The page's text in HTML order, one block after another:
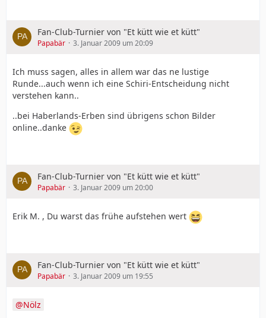
Fan-Club-Turnier von "Et kütt wie et kütt"
Papabär 3. Januar 2009 um 20:09
Ich muss sagen, alles in allem war das ne lustige
Runde...auch wenn ich eine Schiri-Entscheidung nicht
verstehen kann..
..bei Haberlands-Erben sind übrigens schon Bilder
online..danke
Fan-Club-Turnier von "Et kütt wie et kütt"
Papabär 3. Januar 2009 um 20:00
Erik M. , Du warst das frühe aufstehen wert
Fan-Club-Turnier von "Et kütt wie et kütt"
Papabär 3. Januar 2009 um 19:55
Nölz